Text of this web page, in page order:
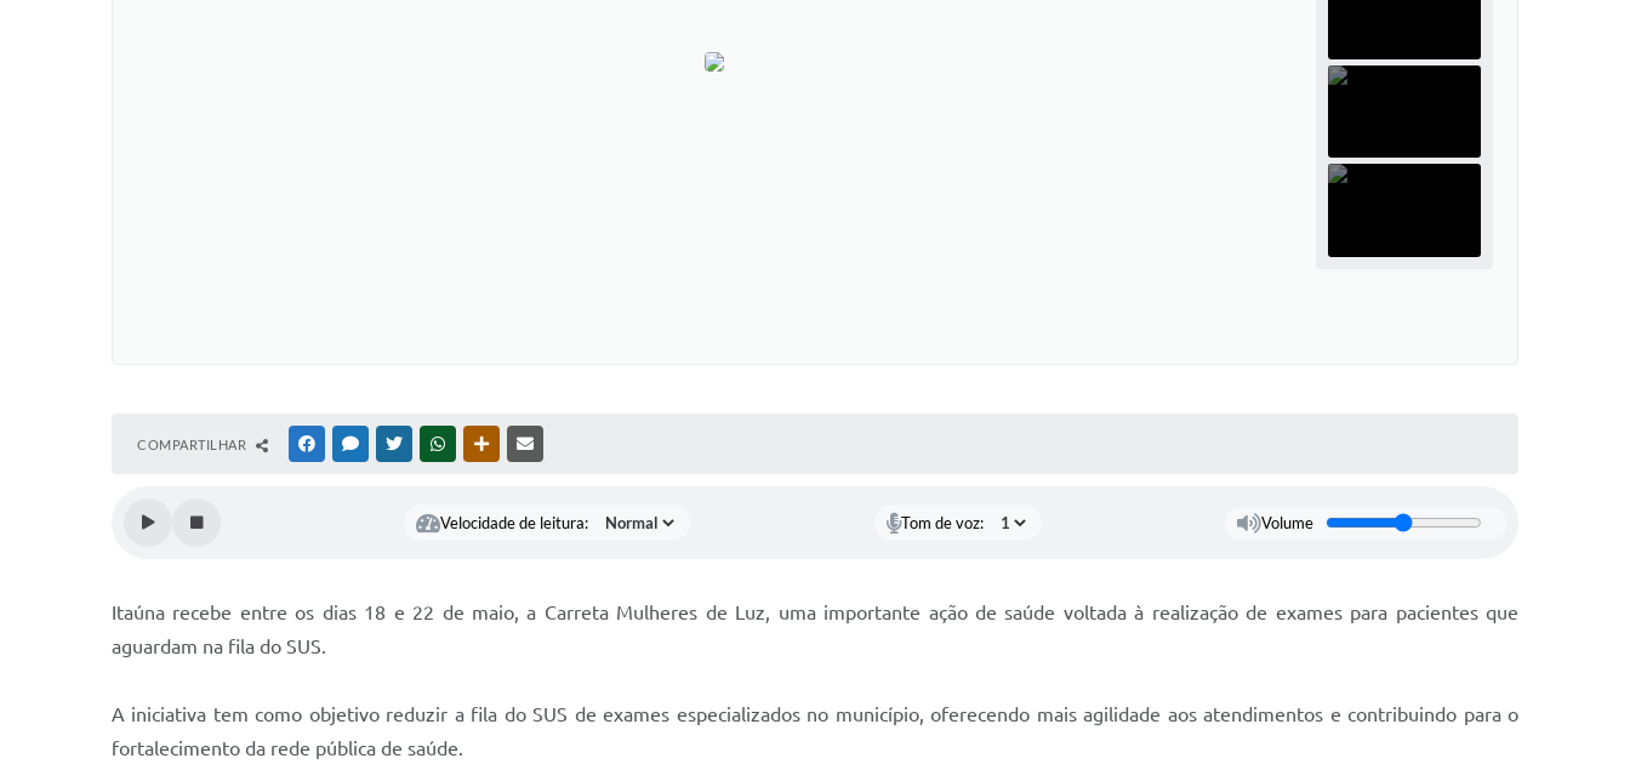
COMPARTILHAR FACEBOOKMESSENGER
TWITTERWHATSAPPOUTRAS MÍDIAS
Velocidade de leitura: Tom de voz: Volume
Itaúna recebe entre os dias 18 e 22 de maio, a Carreta Mulheres de Luz, uma importante ação de saúde voltada à realização de exames para pacientes que
aguardam na fila do SUS.
A iniciativa tem como objetivo reduzir a fila do SUS de exames especializados no município, oferecendo mais agilidade aos atendimentos e contribuindo para o
fortalecimento da rede pública de saúde.